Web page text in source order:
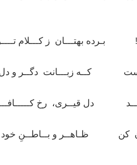
بـرده بهتـــان ز کـــلام
است کــه زبـــانت دگــر و
دل قیــری، رخ
کن ظـاهــر و بــاطــنِ